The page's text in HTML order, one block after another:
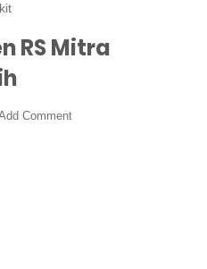
RS Mitra
Comment